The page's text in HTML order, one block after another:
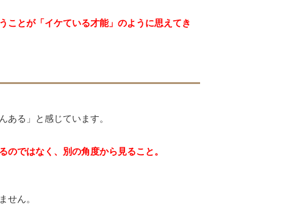
ことが「イケている才能」のように思えてき
る」と感じています。
のではなく、別の角度から見ること。
ん。